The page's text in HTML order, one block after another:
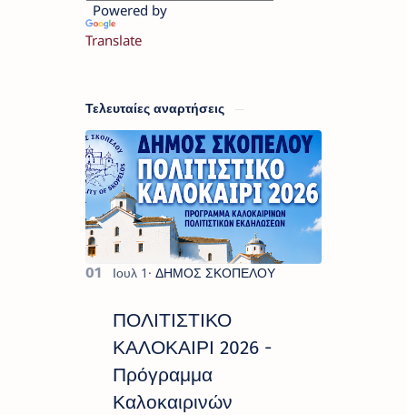
Powered by
Translate
Τελευταίες αναρτήσεις
ΠΟΛΙΤΙΣΤΙΚΟ
ΚΑΛΟΚΑΙΡΙ 2026 -
Πρόγραμμα
Καλοκαιρινών